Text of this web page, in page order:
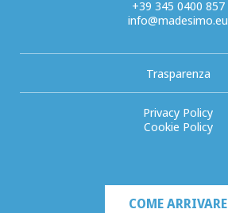
+39 345 0400 857
info@madesimo.eu
Trasparenza
Privacy Policy
Cookie Policy
COME ARRIVARE